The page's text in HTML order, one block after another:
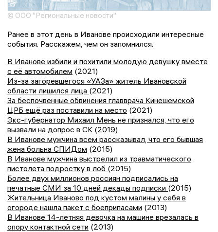
© ООО "Региональные новости"
Ранее в этот день в Иванове происходили интересные
события. Расскажем, чем он запомнился.
В Иванове избили и похитили молодую девушку вместе
с её автомобилем (2021)
Из-за загоревшегося «УАЗа» житель Ивановской
области лишился лица (2021)
За беспочвенные обвинения главврача Кинешемской
ЦРБ ещё раз поставили на место (2021)
Экс-губернатор Михаил Мень не признался, что его
вызвали на допрос в СК (2019)
В Иванове мужчина всем рассказывал, что его бывшая
жена больна СПИДом (2015)
В Иванове мужчина выстрелил из травматического
пистолета подростку в лоб (2015)
Более двух миллионов россиян подписались на
печатные СМИ за 10 дней декады подписки (2015)
Жительница Иваново под кустом малины у себя в
огороде нашла пакет с боеприпасами (2013)
В Иванове 14-летняя девочка на машине врезалась в
опору контактной сети (2013)